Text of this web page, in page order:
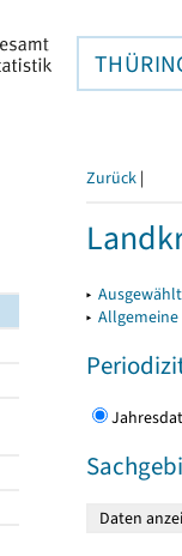
Zurück |
▸
▸